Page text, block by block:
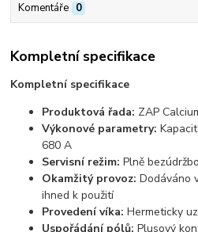
Komentáře 0
Kompletní specifikace
Kompletní specifikace
Produktová řada: ZAP
Výkonové parametry:
680 A
Servisní režim: Plně
Okamžitý provoz: Dodáváno
ihned k použití
Provedení víka: Hermeticky
Uspořádání pólů: Plusový